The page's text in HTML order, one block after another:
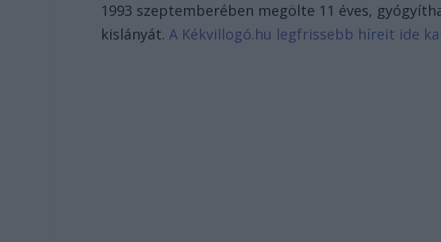
1993 szeptemberében megölte 11 éves,
kislányát.A Kékvillogó.hu legfrissebb híreit ide